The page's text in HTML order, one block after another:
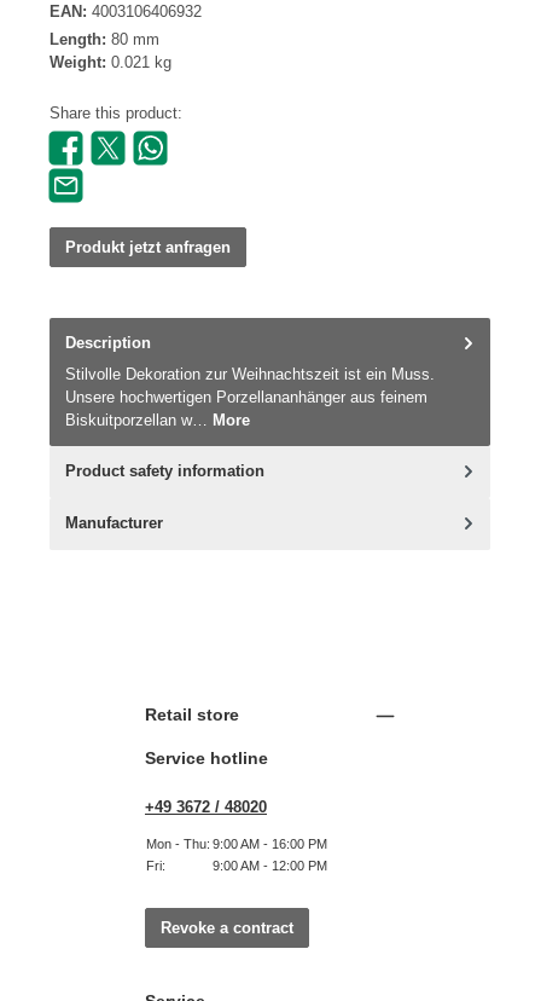
EAN: 4003106406932
Length: 80 mm
Weight: 0.021 kg
Share this product:
Produkt jetzt anfragen
Description
Stilvolle Dekoration zur Weihnachtszeit ist ein Muss.
Unsere hochwertigen Porzellananhänger aus feinem
Biskuitporzellan w… More
Product safety information
Manufacturer
Retail store
Service hotline
+49 3672 / 48020
Mon - Thu: 9:00 AM - 16:00 PM
Fri:
9:00 AM - 12:00 PM
Revoke a contract